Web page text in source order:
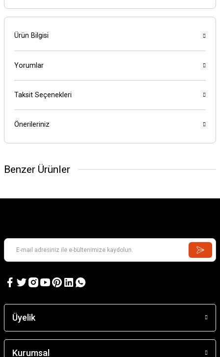
Ürün Bilgisi
Yorumlar
Taksit Seçenekleri
Önerileriniz
Benzer Ürünler
4.202,18 TL
Barn
Üyelik
Kurumsal